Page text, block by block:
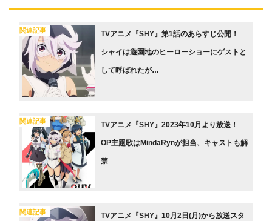
関連記事 TVアニメ『SHY』第1話のあらすじ公開！
シャイは遊園地のヒーローショーにゲストと
して呼ばれたが…
関連記事 TVアニメ『SHY』2023年10月より放送！
OP主題歌はMindaRynが担当、キャストも解
禁
関連記事 TVアニメ『SHY』10月2日(月)から放送スタ